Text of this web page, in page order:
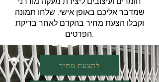
שמדבר אליכם באופן אישי. שלחו תמונה
וקבלו הצעת מחיר בהקדם לאחר בדיקת
הפרטים.
להצעת מחיר